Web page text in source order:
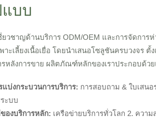
บบ
ชี่ยวชาญด้านบริการ ODM/OEM และการจัดกา
พาะเลี้ยงเนื้อเยื่อ โดยนำเสนอโซลูชันครบวงจร
หลังการขาย ผลิตภัณฑ์หลักของเราประกอบด้วย
แบ่งกระบวนการบริการ: การสอบถาม & ใบเสน
ะบบ
องบริการหลัก: เครือข่ายบริการทั่วโลก 2. ควา